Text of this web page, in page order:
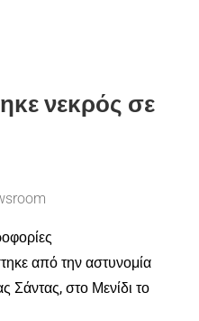
νεκρός σε
από την αστυνομία
Σάντας, στο Μενίδι το